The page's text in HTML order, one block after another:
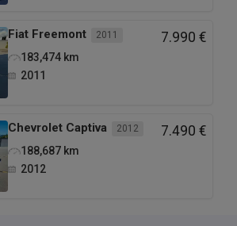
Fiat Freemont 2011 7.990 €
183,474 km
2011
Chevrolet Captiva 2012 7.490 €
188,687 km
2012